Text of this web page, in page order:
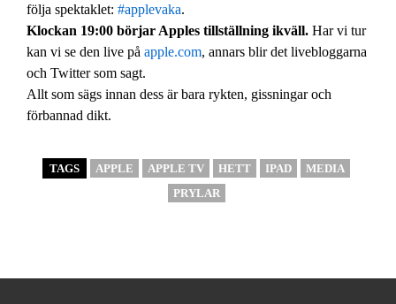
följa spektaklet: #applevaka.
Klockan 19:00 börjar Apples tillställning ikväll. Har vi tur
kan vi se den live på apple.com, annars blir det livebloggarna
och Twitter som sagt.
Allt som sägs innan dess är bara rykten, gissningar och
förbannad dikt.
TAGS APPLE APPLE TV HETT IPAD
MEDIA
PRYLAR